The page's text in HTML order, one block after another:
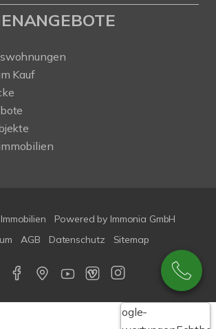
Kauf
Powered by Immonia GmbH
AGB Datenschutz Sitemap
Google-